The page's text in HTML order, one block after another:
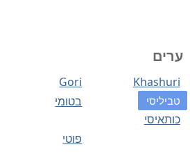
ערים
Gori
Khashuri
בטומי טביליסי
כותאיסי
פוטי